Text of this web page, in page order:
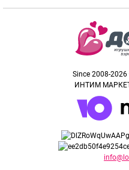
Since 2008-
ИНТИМ